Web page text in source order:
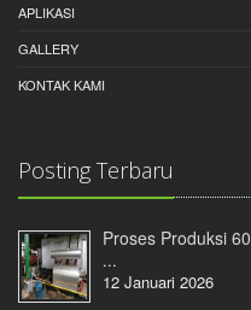
APLIKASI
GALLERY
KONTAK KAMI
Posting Terbaru
Proses Produksi 60
...
12 Januari 2026